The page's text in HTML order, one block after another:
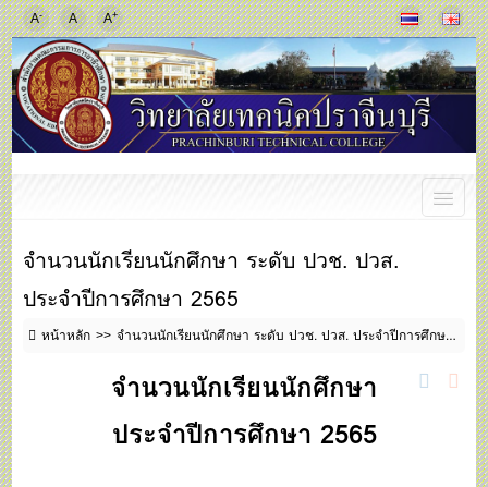
A- A A+
จำนวนนักเรียนนักศึกษา ระดับ ปวช. ปวส.
ประจำปีการศึกษา 2565
หน้าหลัก จำนวนนักเรียนนักศึกษา ระดับ ปวช. ปวส. ประจำปีการศึกษา 2565
จำนวนนักเรียนนักศึกษา
ประจำปีการศึกษา 2565